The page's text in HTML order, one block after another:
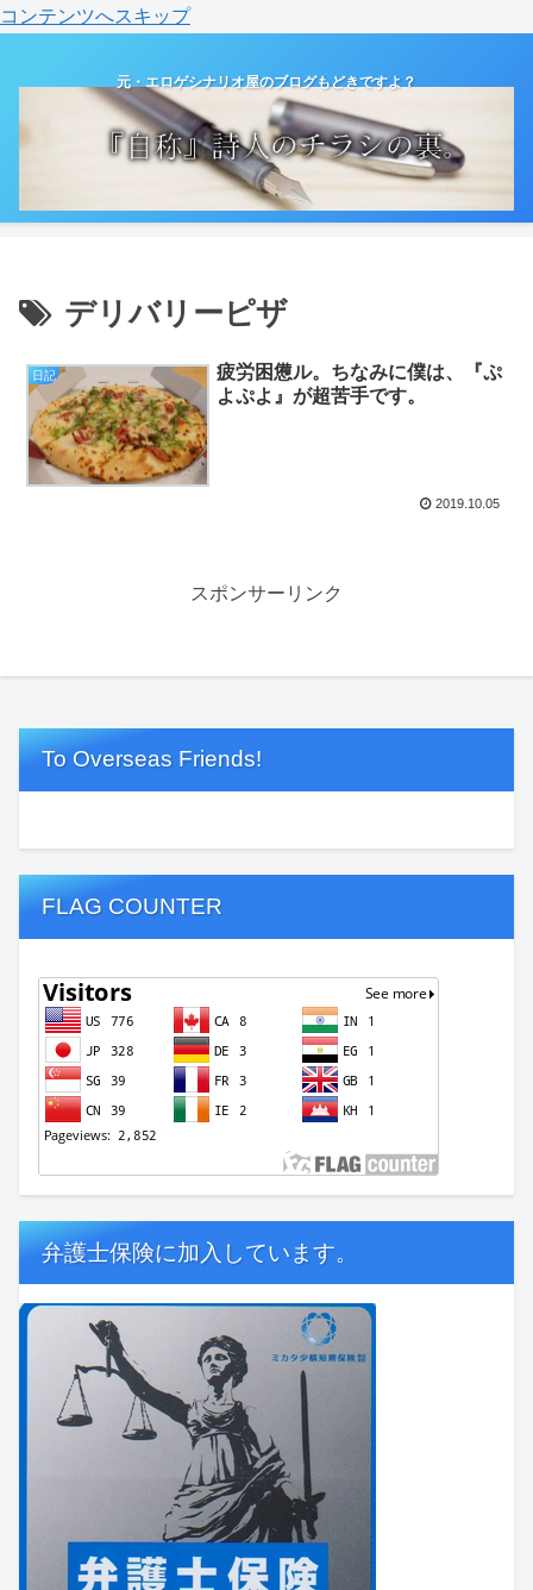
コンテンツへスキップ
元・エロゲシナリオ屋のブログもどきですよ？
デリバリーピザ
日記
疲労困憊ル。ちなみに僕は、『ぷ
よぷよ』が超苦手です。
2019.10.05
スポンサーリンク
To Overseas Friends!
FLAG COUNTER
弁護士保険に加入しています。